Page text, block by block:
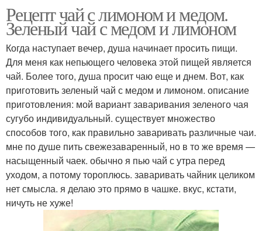
Рецепт чай с лимоном и медом.
Зеленый чай с медом и лимоном
Когда наступает вечер, душа начинает просить пищи.
Для меня как непьющего человека этой пищей является
чай. Более того, душа просит чаю еще и днем. Вот, как
приготовить зеленый чай с медом и лимоном. описание
приготовления: мой вариант заваривания зеленого чая
сугубо индивидуальный. существует множество
способов того, как правильно заваривать различные чаи.
мне по душе пить свежезаваренный, но в то же время —
насыщенный чаек. обычно я пью чай с утра перед
уходом, а потому тороплюсь. заваривать чайник целиком
нет смысла. я делаю это прямо в чашке. вкус, кстати,
ничуть не хуже!